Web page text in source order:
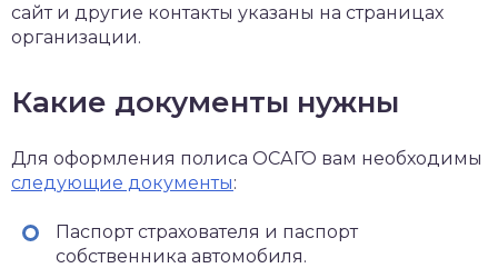
сайт и другие контакты указаны на страницах
организации.
Какие документы нужны
Для оформления полиса ОСАГО вам необходимы
следующие документы:
Паспорт страхователя и паспорт
собственника автомобиля.